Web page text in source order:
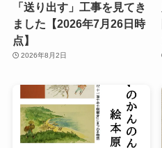
「送り出す」工事を見てき
ました【2026年7月26日時
点】
2026年8月2日